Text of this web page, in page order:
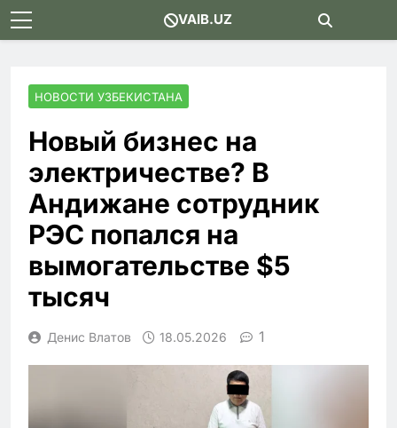
Skip
to
VAIB.UZ
НОВОСТИ УЗБЕКИСТАНА
Новый бизнес на
электричестве? В
Андижане сотрудник
РЭС попался на
вымогательстве $5
тысяч
Денис Влатов 18.05.2026 1